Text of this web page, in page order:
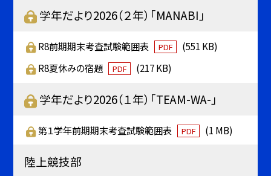
学年だより2026（２年）「MANABI」
R8前期期末考査試験範囲表 PDF
(551 KB)
R8夏休みの宿題
PDF (217 KB)
学年だより2026（１年）「TEAM-WA-」
第１学年前期期末考査試験範囲表 PDF (1 MB)
陸上競技部